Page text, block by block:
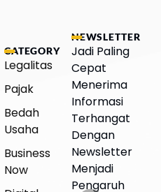
CATEGORY
Legalitas
Pajak
Bedah
Usaha
Business
Now
NEWSLETTER
Jadi Paling
Cepat
Menerima
Informasi
Terhangat
Dengan
Newsletter
Menjadi
Pengaruh